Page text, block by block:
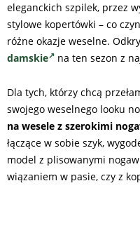
eleganckich szpilek, przez
stylowe kopertówki – co
różne okazje weselne.
damskie
na ten sezon z
Dla tych, którzy chcą
swojego weselnego looku
na wesele z szerokimi
łączące w sobie szyk,
model z plisowanymi
wiązaniem w pasie, czy z